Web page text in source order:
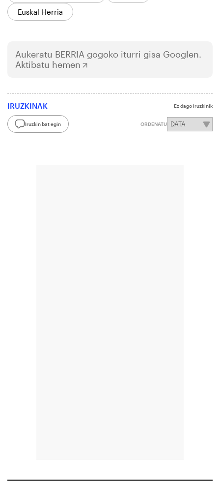
Euskal Herria
Aukeratu BERRIA gogoko iturri gisa Googlen.
Aktibatu hemen
IRUZKINAK Ez dago iruzkinik
Iruzkin bat egin ORDENATU